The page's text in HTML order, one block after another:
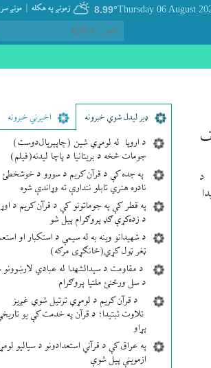
مونږ | زمونږ په هکله 8.99°
ډير لیدل شوي خبرونه اخیرني خبرونه
د اروپا له لومړي شین (چاپېریال‌دوست)
جومات څخه د بریتانیا د پاچا لیدنه(فیلم)
په جده کې د قرآن کریم د سورو د خوشخطئ
نادره هنري تابلو نندارې ته وړاندې شوه
په قطر کې په جوماتونو کې د قرآن کریم د
د زده‌کړې ګډ پروګرام پیل شو
د شهیدانو وینه به له سیمې د استکبار او
ټغر ټول کړي(ځانګړی مرکه)
د مقاومت د سیدالشهدا له عبادي لارښوونو
د سل ورځنئ ملتیا پروګرام
د قرآن کریم د لومړي ترتیل شوي غږیز
تلاوت ثبتیدا؛ د قرآن په خدمت کې یو
پړاو
په عراق کې د قرآني استعدادونو د سیالیو
ازموینې پیل شوې
د